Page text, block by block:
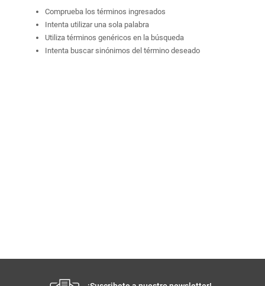
Comprueba los términos ingresados
Intenta utilizar una sola palabra
Utiliza términos genéricos en la búsqueda
Intenta buscar sinónimos del término deseado